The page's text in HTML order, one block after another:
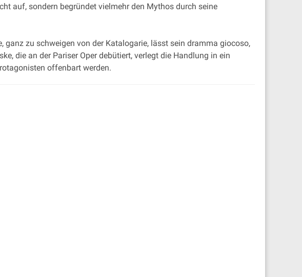
auf, sondern begründet vielmehr den Mythos durch seine
zu schweigen von der Katalogarie, lässt sein dramma giocoso,
die an der Pariser Oper debütiert, verlegt die Handlung in ein
offenbart werden.